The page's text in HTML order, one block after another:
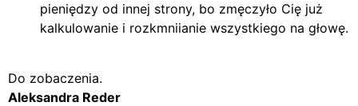
pieniędzy od innej strony, bo zmęczyło Cię już
kalkulowanie i rozkmniianie wszystkiego na głowę.
Do zobaczenia.
Aleksandra Reder